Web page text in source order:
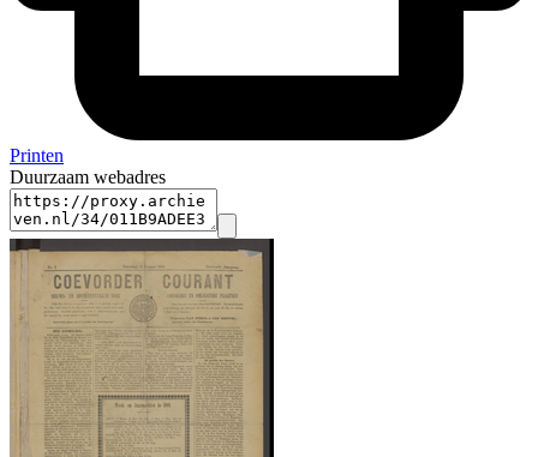
Printen
Duurzaam webadres